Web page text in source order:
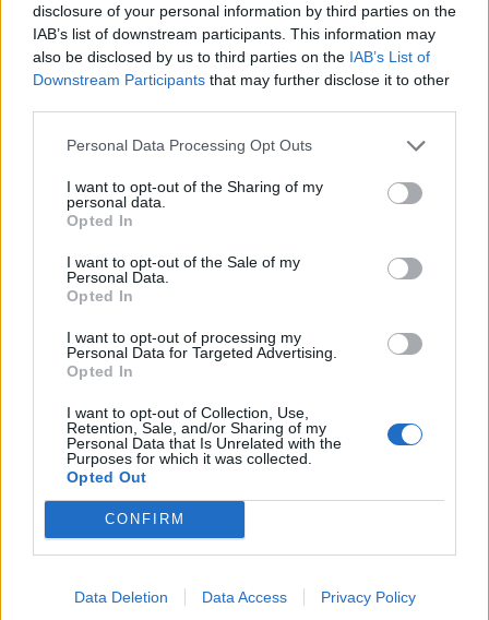
disclosure of your personal information by third parties on the
IAB’s list of downstream participants. This information may
also be disclosed by us to third parties on the IAB’s List of
Downstream Participants that may further disclose it to other
Personal Data Processing Opt Outs
I want to opt-out of the Sharing of my
personal data.
Opted In
I want to opt-out of the Sale of my
Personal Data.
Opted In
I want to opt-out of processing my
Personal Data for Targeted Advertising.
Opted In
I want to opt-out of Collection, Use,
Retention, Sale, and/or Sharing of my
Personal Data that Is Unrelated with the
Purposes for which it was collected.
Opted Out
CONFIRM
Data Deletion Data Access Privacy Policy
Πολλά χρόνια η ΔΙΑΠΛΟΚΗ προσπαθεί
λυσσαλέα και με διάφορους τρόπους
(προφανώς έβαλε κι εσένα πλέον σε αυτή την
Αλ. Τσίπρα να με αποκηρύξει,
Ξέρεις γιατί δεν το κάνει;